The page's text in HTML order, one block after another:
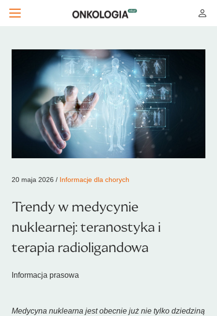
20 maja 2026 / Informacje dla chorych
Trendy w medycynie
nuklearnej: teranostyka i
terapia radioligandowa
Informacja prasowa
Medycyna nuklearna jest obecnie już nie tylko dziedziną